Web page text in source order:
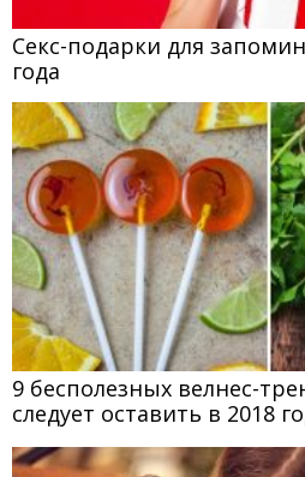
Секс-подарки для
года
9 бесполезных велнес-
следует оставить в 2018